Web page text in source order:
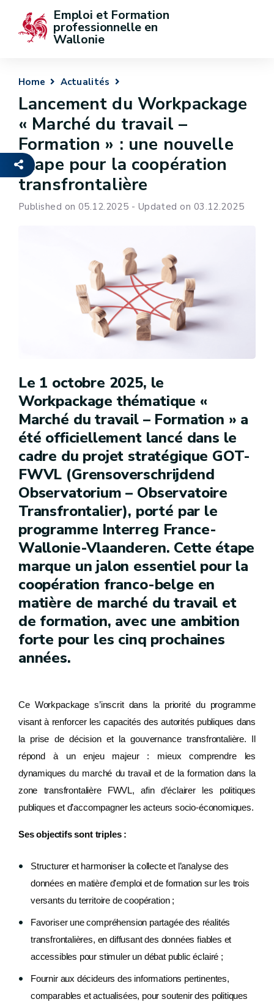
Emploi et Formation
professionnelle en
Wallonie
Home Actualités
Lancement du Workpackage
« Marché du travail –
Formation » : une nouvelle
étape pour la coopération
transfrontalière
Published on 05.12.2025 - Updated on 03.12.2025
Le 1 octobre 2025, le
Workpackage thématique «
Marché du travail – Formation » a
été officiellement lancé dans le
cadre du projet stratégique GOT-
FWVL (Grensoverschrijdend
Observatorium – Observatoire
Transfrontalier), porté par le
programme Interreg France-
Wallonie-Vlaanderen. Cette étape
marque un jalon essentiel pour la
coopération franco-belge en
matière de marché du travail et
de formation, avec une ambition
forte pour les cinq prochaines
années.
Ce Workpackage s’inscrit dans la priorité du programme
visant à renforcer les capacités des autorités publiques dans
la prise de décision et la gouvernance transfrontalière. Il
répond à un enjeu majeur : mieux comprendre les
dynamiques du marché du travail et de la formation dans la
zone transfrontalière FWVL, afin d’éclairer les politiques
publiques et d’accompagner les acteurs socio-économiques.
Ses objectifs sont triples :
Structurer et harmoniser la collecte et l’analyse des
données en matière d'emploi et de formation sur les trois
versants du territoire de coopération ;
Favoriser une compréhension partagée des réalités
transfrontalières, en diffusant des données fiables et
accessibles pour stimuler un débat public éclairé ;
Fournir aux décideurs des informations pertinentes,
comparables et actualisées, pour soutenir des politiques